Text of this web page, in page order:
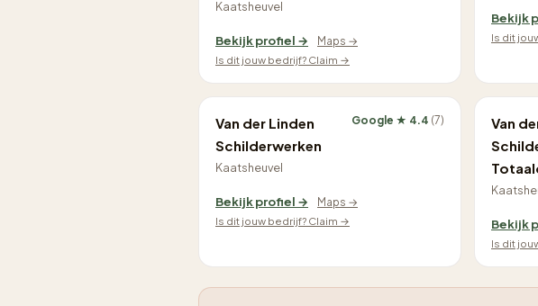
Kaatsheuvel
Bekijk profiel →
Maps →
Is dit jouw bedrijf? Claim →
Bekijk
Is dit
Van der Linden
Schilderwerken
Kaatsheuvel
Google ★ 4.4 (7)
Bekijk profiel →
Maps →
Is dit jouw bedrijf? Claim →
Van
Bekijk
Is dit